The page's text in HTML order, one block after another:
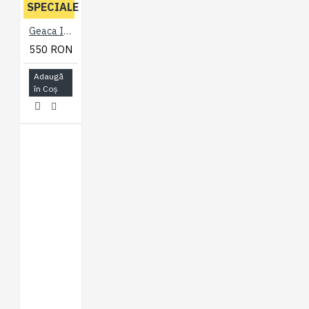
SPECIALE
Geaca Impermeabila Negru - SOFT SHELL JACKET - 2XL 3XL 4XL 5XL 6XL 7XL
550 RON
Adaugă
în Coş